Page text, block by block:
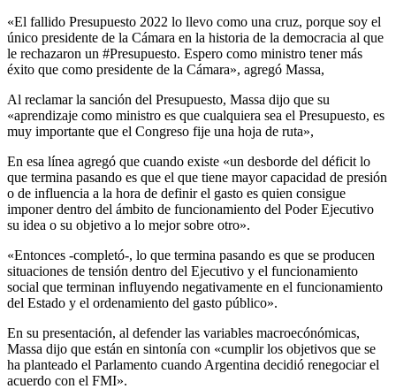
«El fallido Presupuesto 2022 lo llevo como una cruz, porque soy el
único presidente de la Cámara en la historia de la democracia al que
le rechazaron un #Presupuesto. Espero como ministro tener más
éxito que como presidente de la Cámara», agregó Massa,
Al reclamar la sanción del Presupuesto, Massa dijo que su
«aprendizaje como ministro es que cualquiera sea el Presupuesto, es
muy importante que el Congreso fije una hoja de ruta»,
En esa línea agregó que cuando existe «un desborde del déficit lo
que termina pasando es que el que tiene mayor capacidad de presión
o de influencia a la hora de definir el gasto es quien consigue
imponer dentro del ámbito de funcionamiento del Poder Ejecutivo
su idea o su objetivo a lo mejor sobre otro».
«Entonces -completó-, lo que termina pasando es que se producen
situaciones de tensión dentro del Ejecutivo y el funcionamiento
social que terminan influyendo negativamente en el funcionamiento
del Estado y el ordenamiento del gasto público».
En su presentación, al defender las variables macroecónómicas,
Massa dijo que están en sintonía con «cumplir los objetivos que se
ha planteado el Parlamento cuando Argentina decidió renegociar el
acuerdo con el FMI».